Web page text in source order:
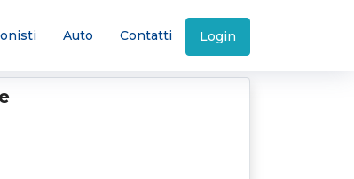
Auto Contatti Login